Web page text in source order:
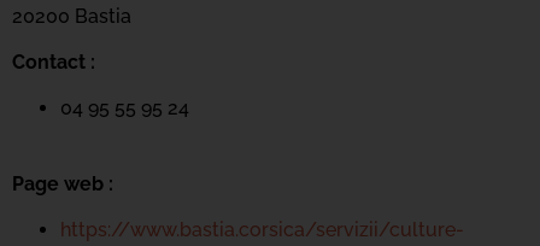
20200 Bastia
Contact :
04 95 55 95 24
Page web :
https://www.bastia.corsica/servizii/culture-